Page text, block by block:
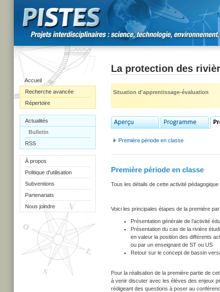
Accueil
Recherche avancée
Répertoire
Actualités
Bulletin
RSS
À propos
Politique d'utilisation
Subventions
Partenariats
Nous joindre
La protection des
Situation d'apprentissage-évaluation
Première période en classe
Première période en classe
Tous les détails de cette activité
Voici les principales étapes de la première
Présentation générale de l’activité
Présentation du cas de la rivière
en valeur la position des différents
ou par un enseignant de ST ou US
Retour sur le concept de bassin
Pour la réalisation de la première partie de
à venir discuter avec les élèves des enjeux
rédigeant des questions à poser au